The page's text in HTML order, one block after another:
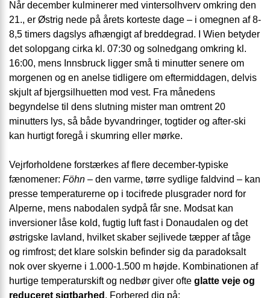
Når december kulminerer med vintersolhverv omkring den
21., er Østrig nede på årets korteste dage – i omegnen af 8-
8,5 timers dagslys afhængigt af breddegrad. I Wien betyder
det solopgang cirka kl. 07:30 og solnedgang omkring kl.
16:00, mens Innsbruck ligger små ti minutter senere om
morgenen og en anelse tidligere om eftermiddagen, delvis
skjult af bjergsilhuetten mod vest. Fra månedens
begyndelse til dens slutning mister man omtrent 20
minutters lys, så både byvandringer, togtider og after-ski
kan hurtigt foregå i skumring eller mørke.
Vejrforholdene forstærkes af flere december-typiske
fænomener: Föhn – den varme, tørre sydlige faldvind – kan
presse temperaturerne op i tocifrede plusgrader nord for
Alperne, mens nabodalen sydpå får sne. Modsat kan
inversioner låse kold, fugtig luft fast i Donaudalen og det
østrigske lavland, hvilket skaber sejlivede tæpper af tåge
og rimfrost; det klare solskin befinder sig da paradoksalt
nok over skyerne i 1.000-1.500 m højde. Kombinationen af
hurtige temperatur­skift og nedbør giver ofte glatte veje og
reduceret sigtbarhed . Forbered dig på: